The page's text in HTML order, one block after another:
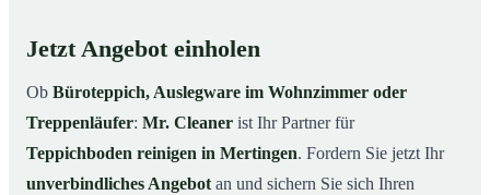
Jetzt Angebot einholen
Ob Büroteppich, Auslegware im Wohnzimmer oder
Treppenläufer: Mr. Cleaner ist Ihr Partner für
Teppichboden reinigen in Mertingen. Fordern Sie jetzt Ihr
unverbindliches Angebot an und sichern Sie sich Ihren